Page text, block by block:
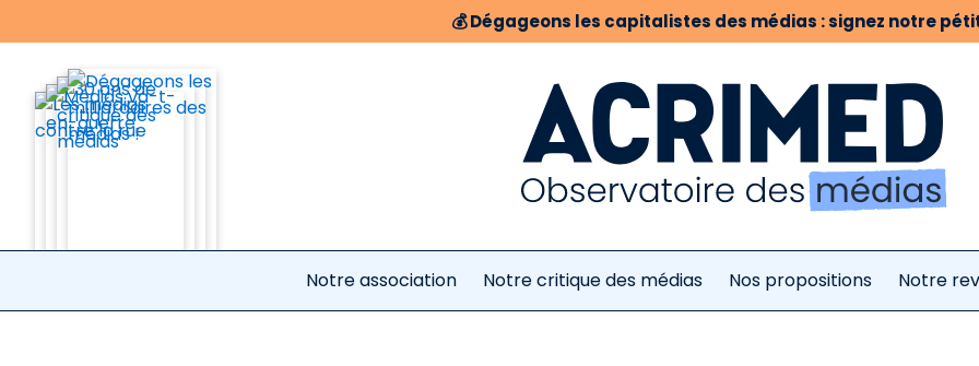
💰Dégageons les capitalistes des médias : signez notre
Notre association Notre critique des médias Nos propositions Notre